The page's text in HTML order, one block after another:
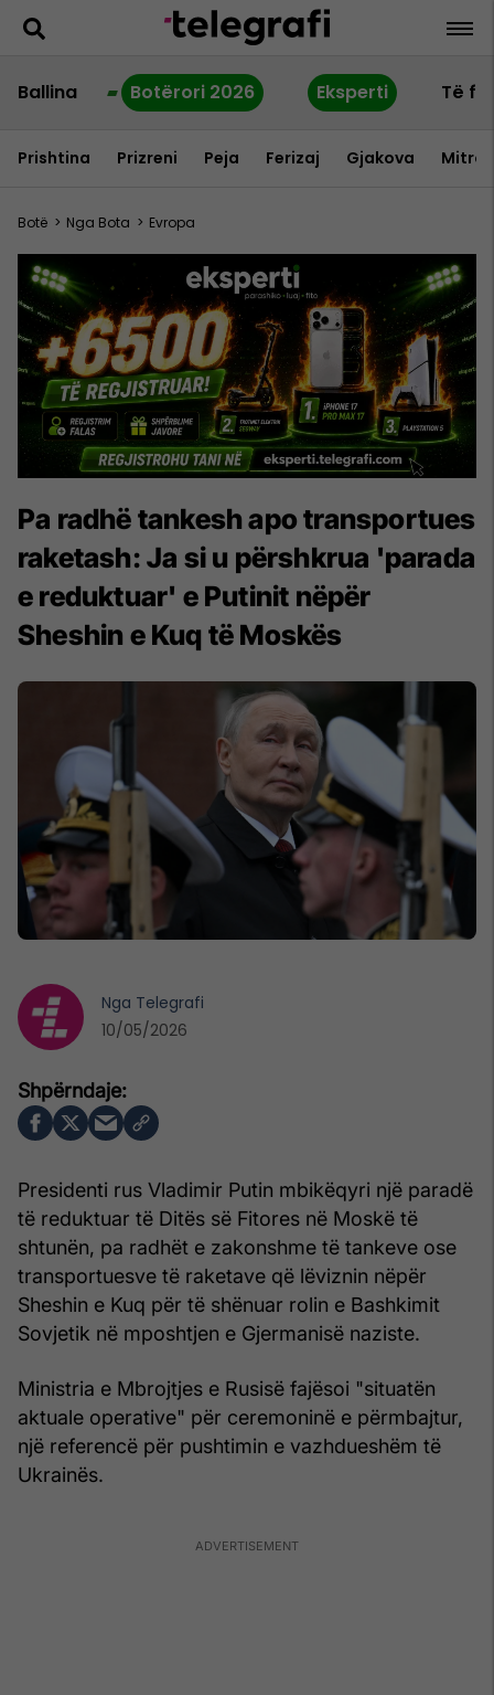
Ballina Botërori 2026 Eksperti Të
Prishtina Prizreni Peja Ferizaj Gjakova
Botë > Nga Bota > Evropa
Pa radhë tankesh apo transportues
raketash: Ja si u përshkrua 'parada
e reduktuar' e Putinit nëpër
Sheshin e Kuq të Moskës
Presidenti rus Vladimir Putin mbikëqyri një paradë
të reduktuar të Ditës së Fitores në Moskë të
shtunën, pa radhët e zakonshme të tankeve ose
transportuesve të raketave që lëviznin nëpër
Sheshin e Kuq për të shënuar rolin e Bashkimit
Sovjetik në mposhtjen e Gjermanisë naziste.
Ministria e Mbrojtjes e Rusisë fajësoi "situatën
aktuale operative" për ceremoninë e përmbajtur,
një referencë për pushtimin e vazhdueshëm të
Ukrainës.
Nga Telegrafi
10/05/2026